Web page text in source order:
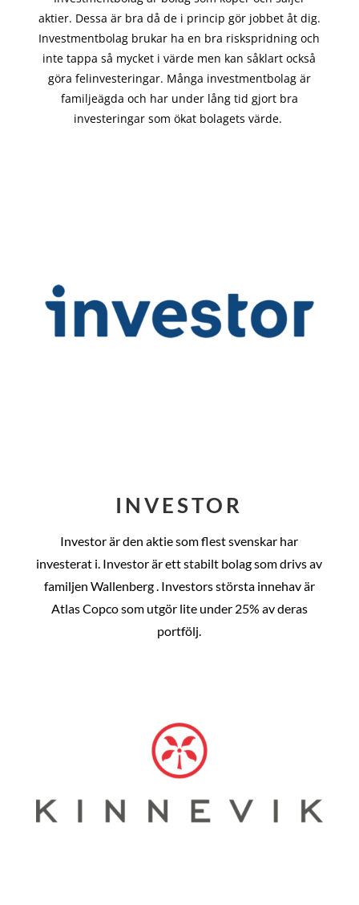
aktier. Dessa är bra då de i princip görjobbet åt dig.
Investmentbolag brukar ha en bra riskspridning och
inte tappa så mycket i värde men kan såklart också
göra felinvesteringar. Många investmentbolag är
familjeägda och har under lång tid gjort bra
investeringar som ökat bolagets värde.
INVESTOR
Investor är den aktie som flest svenskar har
investerat i. Investor är ett stabilt bolag som drivs av
familjen Wallenberg . Investors största innehav är
Atlas Copco som utgör lite under 25% av deras
portfölj.